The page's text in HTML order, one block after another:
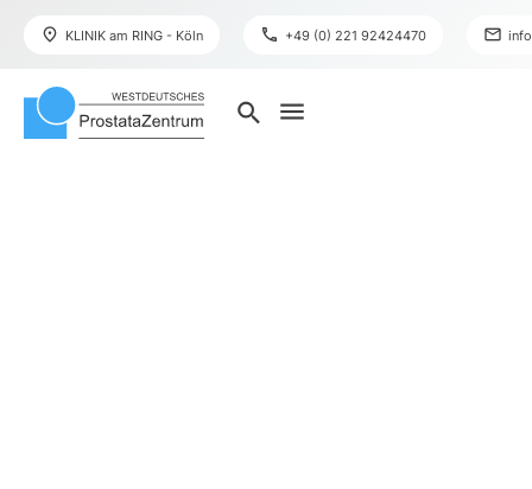
place KLINIK am RING - Köln phone +49 (0) 221 92424470 mail
search menu